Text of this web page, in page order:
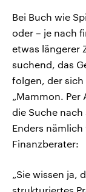
Bei Buch wie
oder – je nach
etwas längerer
suchend, das
folgen, der sich
„Mammon.
die Suche
Enders
Finanzberater:
„Sie wissen ja,